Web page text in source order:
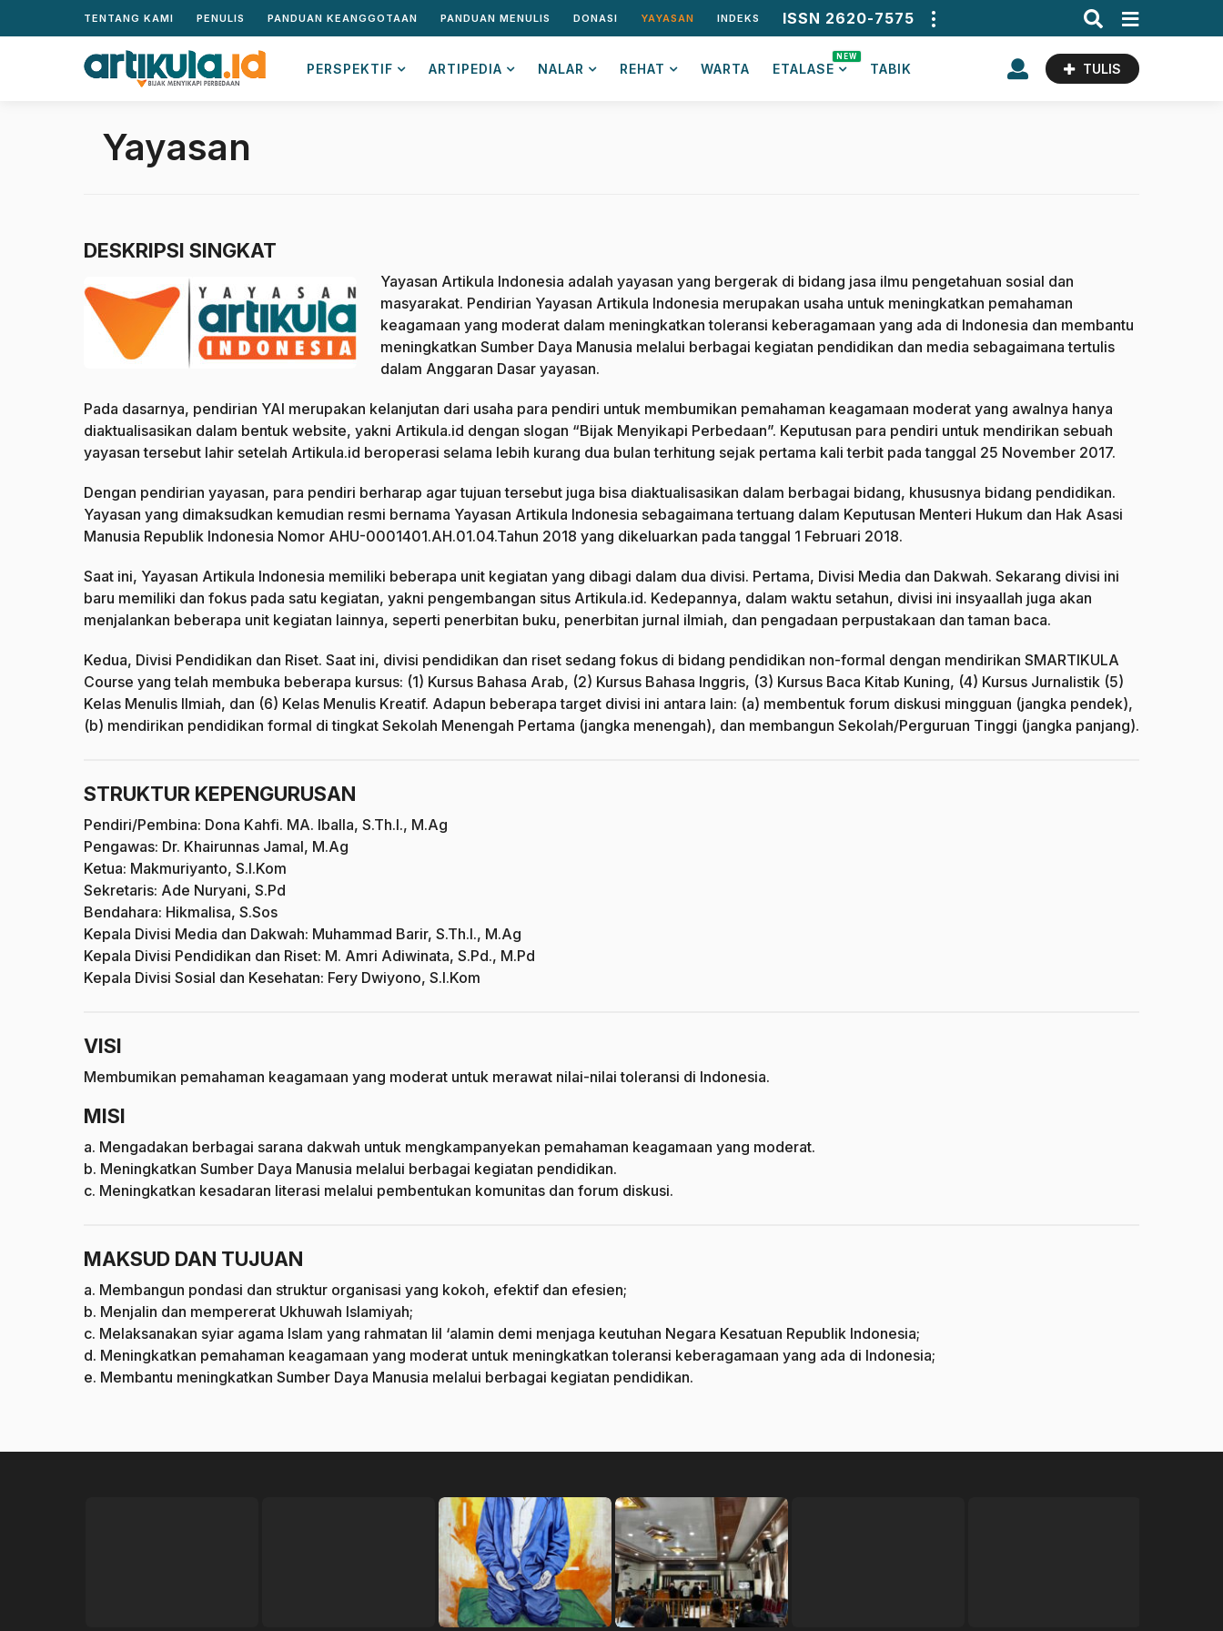
TENTANG KAMI PENULIS PANDUAN KEANGGOTAAN PANDUAN MENULIS DONASI YAYASAN INDEKS ISSN 2620-7575
PERSPEKTIF ARTIPEDIA NALAR REHAT WARTA ETALASE
NEW
TABIK TULIS
Yayasan
DESKRIPSI SINGKAT
Yayasan Artikula Indonesia adalah yayasan yang bergerak di bidang jasa ilmu pengetahuan sosial dan
masyarakat. Pendirian Yayasan Artikula Indonesia merupakan usaha untuk meningkatkan pemahaman
keagamaan yang moderat dalam meningkatkan toleransi keberagamaan yang ada di Indonesia dan membantu
meningkatkan Sumber Daya Manusia melalui berbagai kegiatan pendidikan dan media sebagaimana tertulis
dalam Anggaran Dasar yayasan.
Pada dasarnya, pendirian YAI merupakan kelanjutan dari usaha para pendiri untuk membumikan pemahaman keagamaan moderat yang awalnya hanya
diaktualisasikan dalam bentuk website, yakni Artikula.id dengan slogan “Bijak Menyikapi Perbedaan”. Keputusan para pendiri untuk mendirikan sebuah
yayasan tersebut lahir setelah Artikula.id beroperasi selama lebih kurang dua bulan terhitung sejak pertama kali terbit pada tanggal 25 November 2017.
Dengan pendirian yayasan, para pendiri berharap agar tujuan tersebut juga bisa diaktualisasikan dalam berbagai bidang, khususnya bidang pendidikan.
Yayasan yang dimaksudkan kemudian resmi bernama Yayasan Artikula Indonesia sebagaimana tertuang dalam Keputusan Menteri Hukum dan Hak Asasi
Manusia Republik Indonesia Nomor AHU-0001401.AH.01.04.Tahun 2018 yang dikeluarkan pada tanggal 1 Februari 2018.
Saat ini, Yayasan Artikula Indonesia memiliki beberapa unit kegiatan yang dibagi dalam dua divisi. Pertama, Divisi Media dan Dakwah. Sekarang divisi ini
baru memiliki dan fokus pada satu kegiatan, yakni pengembangan situs Artikula.id. Kedepannya, dalam waktu setahun, divisi ini insyaallah juga akan
menjalankan beberapa unit kegiatan lainnya, seperti penerbitan buku, penerbitan jurnal ilmiah, dan pengadaan perpustakaan dan taman baca.
Kedua, Divisi Pendidikan dan Riset. Saat ini, divisi pendidikan dan riset sedang fokus di bidang pendidikan non-formal dengan mendirikan SMARTIKULA
Course yang telah membuka beberapa kursus: (1) Kursus Bahasa Arab, (2) Kursus Bahasa Inggris, (3) Kursus Baca Kitab Kuning, (4) Kursus Jurnalistik (5)
Kelas Menulis Ilmiah, dan (6) Kelas Menulis Kreatif. Adapun beberapa target divisi ini antara lain: (a) membentuk forum diskusi mingguan (jangka pendek),
(b) mendirikan pendidikan formal di tingkat Sekolah Menengah Pertama (jangka menengah), dan membangun Sekolah/Perguruan Tinggi (jangka panjang).
STRUKTUR KEPENGURUSAN
Pendiri/Pembina: Dona Kahfi. MA. Iballa, S.Th.I., M.Ag
Pengawas: Dr. Khairunnas Jamal, M.Ag
Ketua: Makmuriyanto, S.I.Kom
Sekretaris: Ade Nuryani, S.Pd
Bendahara: Hikmalisa, S.Sos
Kepala Divisi Media dan Dakwah: Muhammad Barir, S.Th.I., M.Ag
Kepala Divisi Pendidikan dan Riset: M. Amri Adiwinata, S.Pd., M.Pd
Kepala Divisi Sosial dan Kesehatan: Fery Dwiyono, S.I.Kom
VISI
Membumikan pemahaman keagamaan yang moderat untuk merawat nilai-nilai toleransi di Indonesia.
MISI
a. Mengadakan berbagai sarana dakwah untuk mengkampanyekan pemahaman keagamaan yang moderat.
b. Meningkatkan Sumber Daya Manusia melalui berbagai kegiatan pendidikan.
c. Meningkatkan kesadaran literasi melalui pembentukan komunitas dan forum diskusi.
MAKSUD DAN TUJUAN
a. Membangun pondasi dan struktur organisasi yang kokoh, efektif dan efesien;
b. Menjalin dan mempererat Ukhuwah Islamiyah;
c. Melaksanakan syiar agama Islam yang rahmatan lil ‘alamin demi menjaga keutuhan Negara Kesatuan Republik Indonesia;
d. Meningkatkan pemahaman keagamaan yang moderat untuk meningkatkan toleransi keberagamaan yang ada di Indonesia;
e. Membantu meningkatkan Sumber Daya Manusia melalui berbagai kegiatan pendidikan.